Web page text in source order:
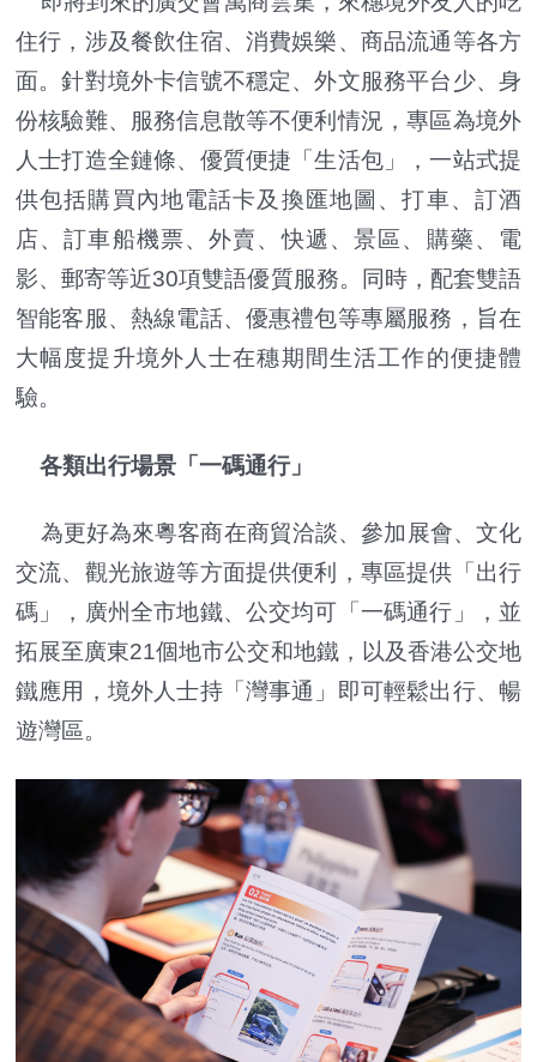
住行，涉及餐飲住宿、消費娛樂、商品流通等各方
面。針對境外卡信號不穩定、外文服務平台少、身
份核驗難、服務信息散等不便利情況，專區為境外
人士打造全鏈條、優質便捷「生活包」，一站式提
供包括購買內地電話卡及換匯地圖、打車、訂酒
店、訂車船機票、外賣、快遞、景區、購藥、電
影、郵寄等近30項雙語優質服務。同時，配套雙語
智能客服、熱線電話、優惠禮包等專屬服務，旨在
大幅度提升境外人士在穗期間生活工作的便捷體
驗。
各類出行場景「一碼通行」
為更好為來粵客商在商貿洽談、參加展會、文化
交流、觀光旅遊等方面提供便利，專區提供「出行
碼」，廣州全市地鐵、公交均可「一碼通行」，並
拓展至廣東21個地市公交和地鐵，以及香港公交地
鐵應用，境外人士持「灣事通」即可輕鬆出行、暢
遊灣區。